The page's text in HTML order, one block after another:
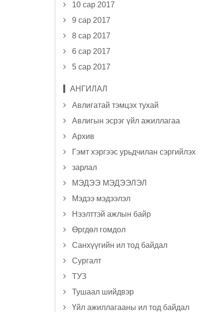
10 сар 2017
9 сар 2017
8 сар 2017
6 сар 2017
5 сар 2017
АНГИЛАЛ
Авлигатай тэмцэх тухай
Авлигын эсрэг үйл ажиллагаа
Архив
Гэмт хэргээс урьдчилан сэргийлэх
зарлал
МЭДЭЭ МЭДЭЭЛЭЛ
Мэдээ мэдээлэл
Нээлттэй ажлын байр
Өргдөл гомдол
Санхүүгийн ил тод байдал
Сургалт
ТУЗ
Тушаал шийдвэр
Үйл ажиллагааны ил тод байдал